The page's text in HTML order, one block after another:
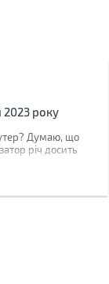
2023 року
Думаю, що
річ досить
а швидкості